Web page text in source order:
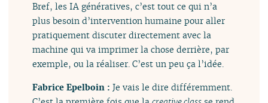
Bref, les IA génératives, c’est tout ce qui n’a
plus besoin d’intervention humaine pour aller
pratiquement discuter directement avec la
machine qui va imprimer la chose derrière, par
exemple, ou la réaliser. C’est un peu ça l’idée.
Fabrice Epelboin :Je vais le dire différemment.